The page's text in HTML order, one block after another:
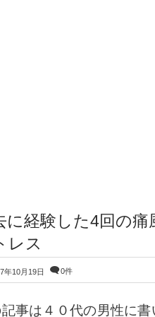
に経験した4回の
レス
年10月19日 0件
事は４０代の男性に書